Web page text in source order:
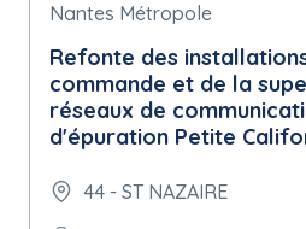
Nantes Métropole
Refonte des
commande et de la
réseaux de
d'épuration Petite
44 - ST NAZAIRE